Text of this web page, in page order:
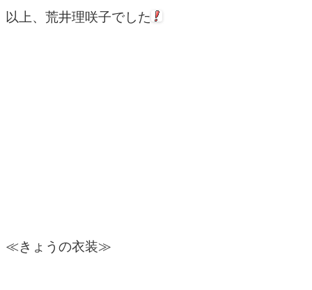
以上、荒井理咲子でした
≪きょうの衣装≫